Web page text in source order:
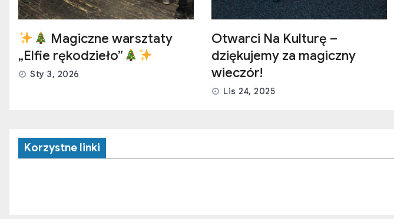
Magiczne warsztaty
„Elfie rękodzieło”
Sty 3, 2026
Otwarci Na Kulturę –
dziękujemy za magiczny
wieczór!
Lis 24, 2025
Korzystne linki